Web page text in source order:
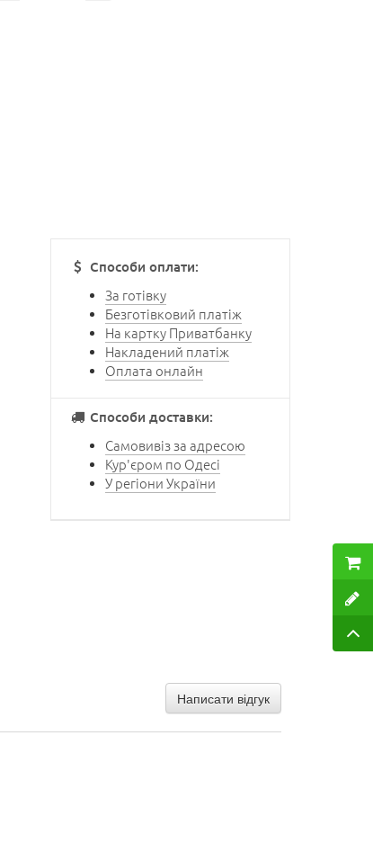
Способи оплати:
За готівку
Безготівковий платіж
На картку Приватбанку
Накладений платіж
Оплата онлайн
Способи доставки:
Самовивіз за адресою
Кур'єром по Одесі
У регіони України
Написати відгук